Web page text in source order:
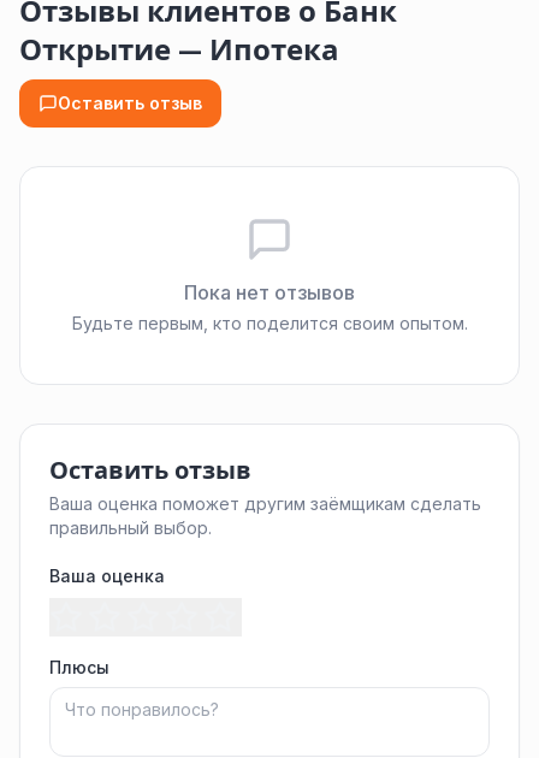
Отзывы клиентов о Банк
Открытие — Ипотека
Оставить отзыв
Пока нет отзывов
Будьте первым, кто поделится своим опытом.
Оставить отзыв
Ваша оценка поможет другим заёмщикам сделать
правильный выбор.
Ваша оценка
Плюсы